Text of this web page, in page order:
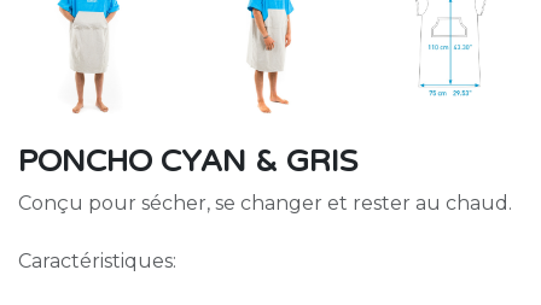
PONCHO CYAN & GRIS
Conçu pour sécher, se changer et rester au chaud.
Caractéristiques: